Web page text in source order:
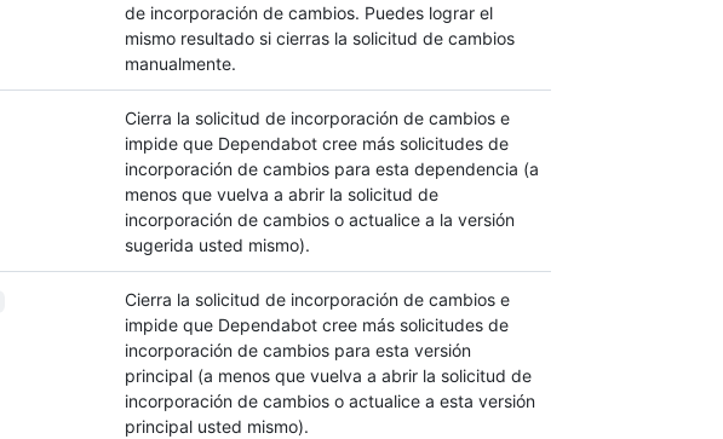
de incorporación de cambios. Puedes lograr el
mismo resultado si cierras la solicitud de cambios
manualmente.
Cierra la solicitud de incorporación de cambios e
impide que Dependabot cree más solicitudes de
incorporación de cambios para esta dependencia (a
menos que vuelva a abrir la solicitud de
incorporación de cambios o actualice a la versión
sugerida usted mismo).
Cierra la solicitud de incorporación de cambios e
impide que Dependabot cree más solicitudes de
incorporación de cambios para esta versión
principal (a menos que vuelva a abrir la solicitud de
incorporación de cambios o actualice a esta versión
principal usted mismo).